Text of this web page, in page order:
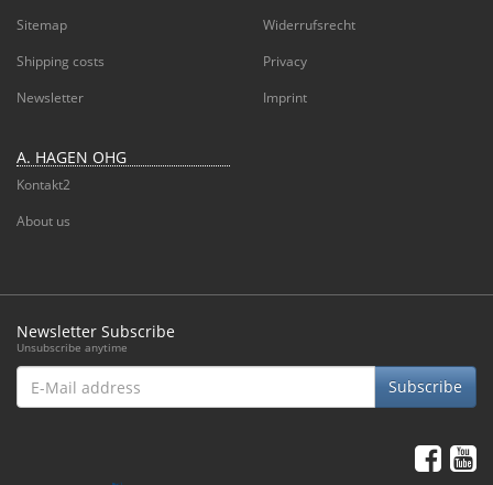
Sitemap
Shipping costs
Newsletter
Widerrufsrecht
Privacy
Imprint
A. HAGEN OHG
Kontakt2
About us
Newsletter Subscribe
Unsubscribe anytime
E-
Mail
address
Subscribe